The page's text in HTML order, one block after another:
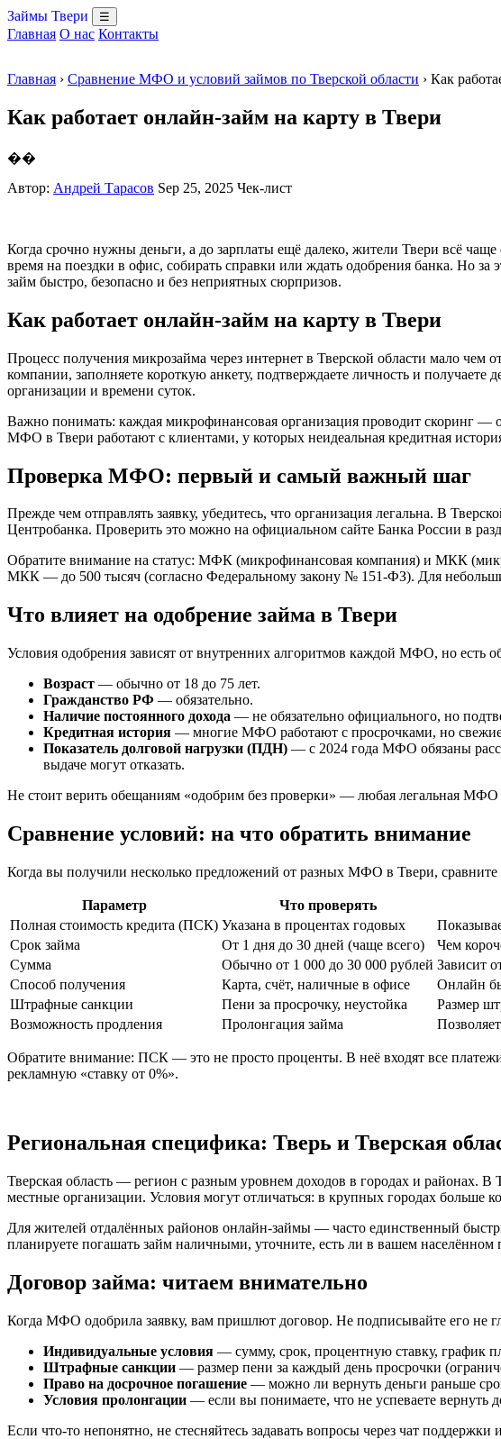
Займы Твери ☰
Главная О нас Контакты
Главная › Сравнение МФО и условий займов по Тверской области › Как
Как работает онлайн-займ на карту в Твери
��
Автор: Андрей Тарасов Sep 25, 2025 Чек-лист
Когда срочно нужны деньги, а до зарплаты ещё далеко, жители Твери всё
время на поездки в офис, собирать справки или ждать одобрения банка. Но
займ быстро, безопасно и без неприятных сюрпризов.
Как работает онлайн-займ на карту в Твери
Процесс получения микрозайма через интернет в Тверской области мало
компании, заполняете короткую анкету, подтверждаете личность и
организации и времени суток.
Важно понимать: каждая микрофинансовая организация проводит скоринг —
МФО в Твери работают с клиентами, у которых неидеальная кредитная
Проверка МФО: первый и самый важный шаг
Прежде чем отправлять заявку, убедитесь, что организация легальна. В
Центробанка. Проверить это можно на официальном сайте Банка России в
Обратите внимание на статус: МФК (микрофинансовая компания) и МКК
МКК — до 500 тысяч (согласно Федеральному закону № 151-ФЗ). Для
Что влияет на одобрение займа в Твери
Условия одобрения зависят от внутренних алгоритмов каждой МФО, но есть
Возраст — обычно от 18 до 75 лет.
Гражданство РФ — обязательно.
Наличие постоянного дохода — не обязательно официального, но
Кредитная история — многие МФО работают с просрочками, но свежие
Показатель долговой нагрузки (ПДН) — с 2024 года МФО обязаны
выдаче могут отказать.
Не стоит верить обещаниям «одобрим без проверки» — любая легальная МФО
Сравнение условий: на что обратить внимание
Когда вы получили несколько предложений от разных МФО в Твери,
Параметр Что проверять
Полная стоимость кредита (ПСК) Указана в процентах годовых
Срок займа
От 1 дня до 30 дней (чаще всего)
Чем
Сумма
Обычно от 1 000 до 30 000 рублей Зависит
Способ получения
Карта, счёт, наличные в офисе
Онлайн
Штрафные санкции
Пени за просрочку, неустойка
Размер
Возможность продления
Пролонгация займа
Обратите внимание: ПСК — это не просто проценты. В неё входят все
рекламную «ставку от 0%».
Региональная специфика: Тверь и Тверская
Тверская область — регион с разным уровнем доходов в городах и
местные организации. Условия могут отличаться: в крупных городах больше
Для жителей отдалённых районов онлайн-займы — часто единственный
планируете погашать займ наличными, уточните, есть ли в вашем
Договор займа: читаем внимательно
Когда МФО одобрила заявку, вам пришлют договор. Не подписывайте его не
Индивидуальные условия — сумму, срок, процентную ставку, график
Штрафные санкции — размер пени за каждый день просрочки
Право на досрочное погашение — можно ли вернуть деньги раньше
Условия пролонгации — если вы понимаете, что не успеваете вернуть
Если что-то непонятно, не стесняйтесь задавать вопросы через чат